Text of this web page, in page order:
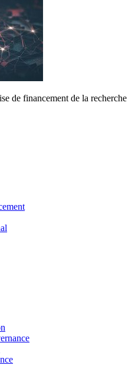
de financement de la recherche